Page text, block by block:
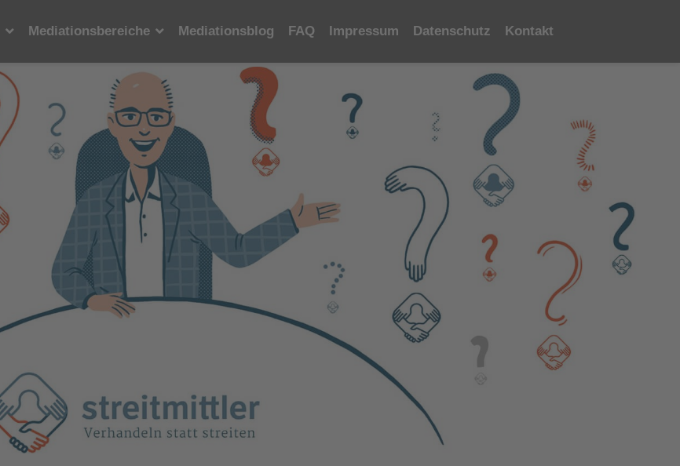
Mediationsbereiche Mediationsblog FAQ Impressum Datenschutz Kontakt